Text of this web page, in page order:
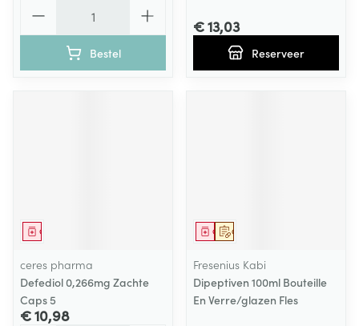
Bestel
€ 13,03
Reserveer
Geneesmiddel
ceres pharma
Defediol 0,266mg Zachte
Caps 5
€ 10,98
Op voorschrift
Geneesmiddel
Fresenius Kabi
Dipeptiven 100ml Bouteille
En Verre/glazen Fles